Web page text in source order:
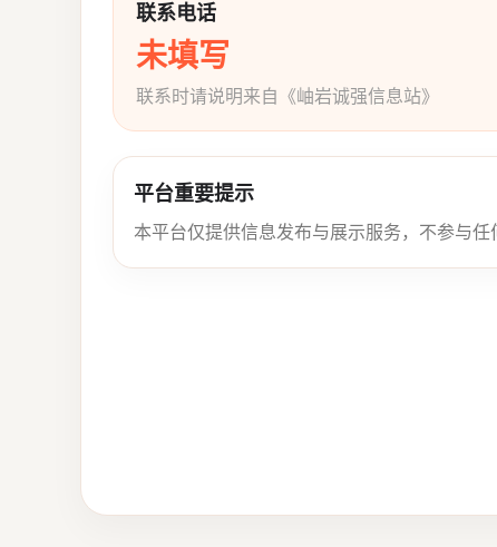
联系电话
未填写
联系时请说明来自《岫岩诚强信息站》
平台重要提示
本平台仅提供信息发布与展示服务，不参与